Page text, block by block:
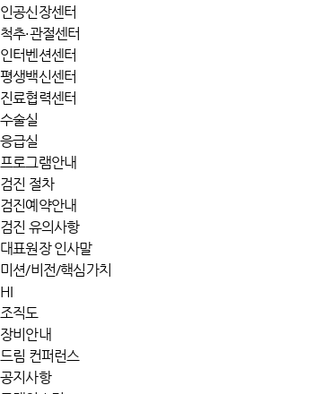
인공신장센터
척추·관절센터
인터벤션센터
평생백신센터
진료협력센터
수술실
응급실
프로그램안내
검진 절차
검진예약안내
검진 유의사항
대표원장 인사말
미션/비전/핵심가치
HI
조직도
장비안내
드림 컨퍼런스
공지사항